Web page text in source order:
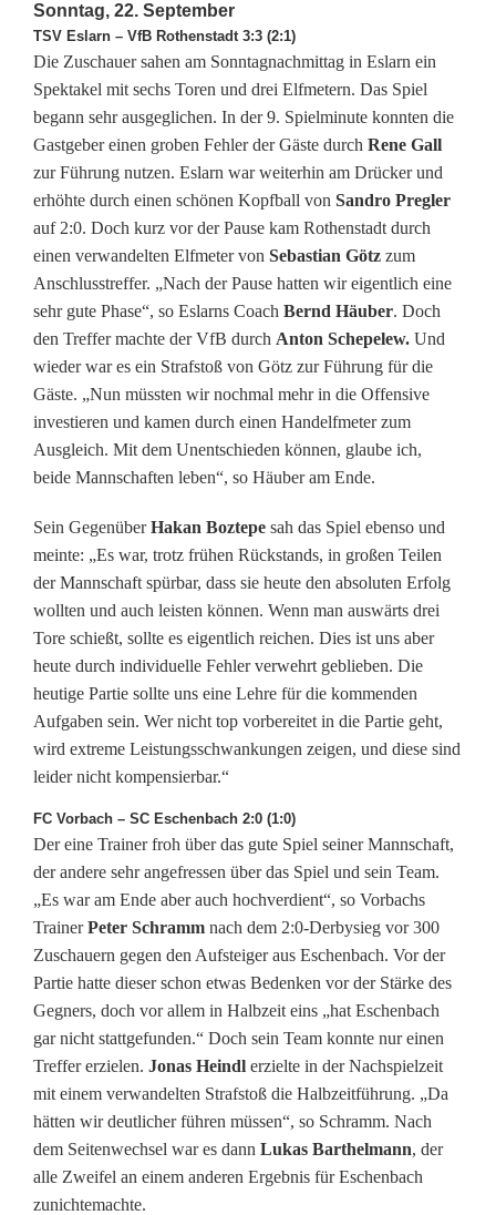
w
i
e
d
e
r
e
i
n
e
n
n
e
u
e
n
S
p
i
t
z
e
n
r
e
i
t
e
r
Sonntag, 22. September
TSV Eslarn – VfB Rothenstadt 3:3 (2:1)
Die Zuschauer sahen am Sonntagnachmittag in Eslarn ein
Spektakel mit sechs Toren und drei Elfmetern. Das Spiel
begann sehr ausgeglichen. In der 9. Spielminute konnten die
Gastgeber einen groben Fehler der Gäste durch Rene Gall
zur Führung nutzen. Eslarn war weiterhin am Drücker und
erhöhte durch einen schönen Kopfball von Sandro Pregler
auf 2:0. Doch kurz vor der Pause kam Rothenstadt durch
einen verwandelten Elfmeter von Sebastian Götz zum
Anschlusstreffer. „Nach der Pause hatten wir eigentlich eine
sehr gute Phase“, so Eslarns Coach Bernd Häuber. Doch
den Treffer machte der VfB durch Anton Schepelew. Und
wieder war es ein Strafstoß von Götz zur Führung für die
Gäste. „Nun müssten wir nochmal mehr in die Offensive
investieren und kamen durch einen Handelfmeter zum
Ausgleich. Mit dem Unentschieden können, glaube ich,
beide Mannschaften leben“, so Häuber am Ende.
Sein GegenüberHakan Boztepe sah das Spiel ebenso und
meinte: „Es war, trotz frühen Rückstands, in großen Teilen
der Mannschaft spürbar, dass sie heute den absoluten Erfolg
wollten und auch leisten können. Wenn man auswärts drei
Tore schießt, sollte es eigentlich reichen. Dies ist uns aber
heute durch individuelle Fehler verwehrt geblieben. Die
heutige Partie sollte uns eine Lehre für die kommenden
Aufgaben sein. Wer nicht top vorbereitet in die Partie geht,
wird extreme Leistungsschwankungen zeigen, und diese sind
leider nicht kompensierbar.“
FC Vorbach – SC Eschenbach 2:0 (1:0)
Der eine Trainer froh über das gute Spiel seiner Mannschaft,
der andere sehr angefressen über das Spiel und sein Team.
„Es war am Ende aber auch hochverdient“, so Vorbachs
TrainerPeter Schramm nach dem 2:0-Derbysieg vor 300
Zuschauern gegen den Aufsteiger aus Eschenbach. Vor der
Partie hatte dieser schon etwas Bedenken vor der Stärke des
Gegners, doch vor allem in Halbzeit eins „hat Eschenbach
gar nicht stattgefunden.“ Doch sein Team konnte nur einen
Treffer erzielen. Jonas Heindl erzielte in der Nachspielzeit
mit einem verwandelten Strafstoß die Halbzeitführung. „Da
hätten wir deutlicher führen müssen“, so Schramm. Nach
dem Seitenwechsel war es dann Lukas Barthelmann, der
alle Zweifel an einem anderen Ergebnis für Eschenbach
zunichtemachte.